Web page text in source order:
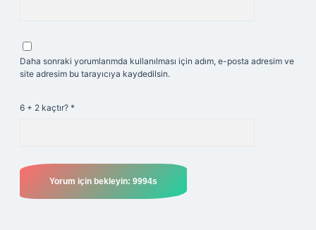
Daha sonraki yorumlarımda kullanılması için adım, e-posta adresim ve
site adresim bu tarayıcıya kaydedilsin.
6 + 2 kaçtır? *